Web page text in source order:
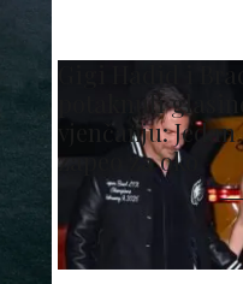
Gigi Hadid i
potaknuli
vjenčanju:
zapeo za oko